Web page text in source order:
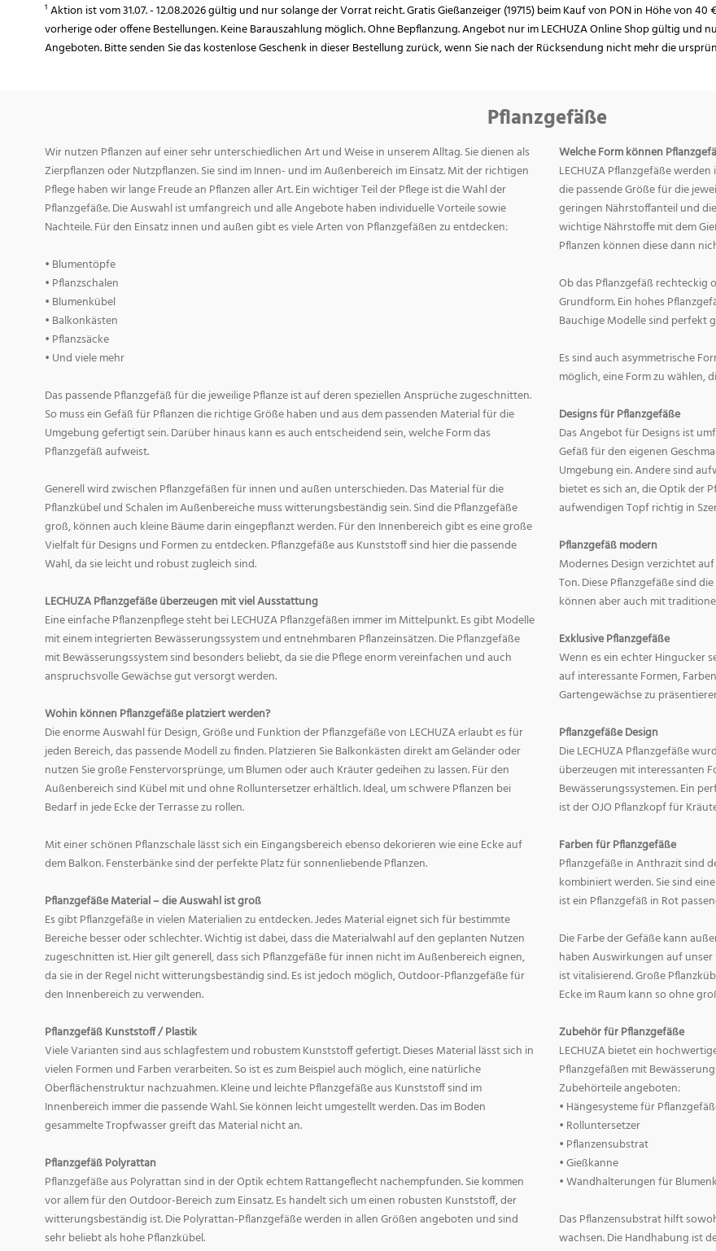
¹ Aktion ist vom 31.07. - 12.08.2026 gültig und nur solange der Vorrat reicht. Gratis Gießanzeiger (19715) beim Kauf von PON in Höhe von
vorherige oder offene Bestellungen. Keine Barauszahlung möglich. Ohne Bepflanzung. Angebot nur im LECHUZA Online Shop gültig
Angeboten. Bitte senden Sie das kostenlose Geschenk in dieser Bestellung zurück, wenn Sie nach der Rücksendung nicht mehr die
Pflanzgefäße
Wir nutzen Pflanzen auf einer sehr unterschiedlichen Art und Weise in unserem Alltag. Sie dienen als
Zierpflanzen oder Nutzpflanzen. Sie sind im Innen- und im Außenbereich im Einsatz. Mit der richtigen
Pflege haben wir lange Freude an Pflanzen aller Art. Ein wichtiger Teil der Pflege ist die Wahl der
Pflanzgefäße. Die Auswahl ist umfangreich und alle Angebote haben individuelle Vorteile sowie
Nachteile. Für den Einsatz innen und außen gibt es viele Arten von Pflanzgefäßen zu entdecken:
• Blumentöpfe
• Pflanzschalen
• Blumenkübel
• Balkonkästen
• Pflanzsäcke
• Und viele mehr
Das passende Pflanzgefäß für die jeweilige Pflanze ist auf deren speziellen Ansprüche zugeschnitten.
So muss ein Gefäß für Pflanzen die richtige Größe haben und aus dem passenden Material für die
Umgebung gefertigt sein. Darüber hinaus kann es auch entscheidend sein, welche Form das
Pflanzgefäß aufweist.
Generell wird zwischen Pflanzgefäßen für innen und außen unterschieden. Das Material für die
Pflanzkübel und Schalen im Außenbereiche muss witterungsbeständig sein. Sind die Pflanzgefäße
groß, können auch kleine Bäume darin eingepflanzt werden. Für den Innenbereich gibt es eine große
Vielfalt für Designs und Formen zu entdecken. Pflanzgefäße aus Kunststoff sind hier die passende
Wahl, da sie leicht und robust zugleich sind.
LECHUZA Pflanzgefäße überzeugen mit viel Ausstattung
Eine einfache Pflanzenpflege steht bei LECHUZA Pflanzgefäßen immer im Mittelpunkt. Es gibt Modelle
mit einem integrierten Bewässerungssystem und entnehmbaren Pflanzeinsätzen. Die Pflanzgefäße
mit Bewässerungssystem sind besonders beliebt, da sie die Pflege enorm vereinfachen und auch
anspruchsvolle Gewächse gut versorgt werden.
Wohin können Pflanzgefäße platziert werden?
Die enorme Auswahl für Design, Größe und Funktion der Pflanzgefäße von LECHUZA erlaubt es für
jeden Bereich, das passende Modell zu finden. Platzieren Sie Balkonkästen direkt am Geländer oder
nutzen Sie große Fenstervorsprünge, um Blumen oder auch Kräuter gedeihen zu lassen. Für den
Außenbereich sind Kübel mit und ohne Rolluntersetzer erhältlich. Ideal, um schwere Pflanzen bei
Bedarf in jede Ecke der Terrasse zu rollen.
Mit einer schönen Pflanzschale lässt sich ein Eingangsbereich ebenso dekorieren wie eine Ecke auf
dem Balkon. Fensterbänke sind der perfekte Platz für sonnenliebende Pflanzen.
Pflanzgefäße Material – die Auswahl ist groß
Es gibt Pflanzgefäße in vielen Materialien zu entdecken. Jedes Material eignet sich für bestimmte
Bereiche besser oder schlechter. Wichtig ist dabei, dass die Materialwahl auf den geplanten Nutzen
zugeschnitten ist. Hier gilt generell, dass sich Pflanzgefäße für innen nicht im Außenbereich eignen,
da sie in der Regel nicht witterungsbeständig sind. Es ist jedoch möglich, Outdoor-Pflanzgefäße für
den Innenbereich zu verwenden.
Pflanzgefäß Kunststoff / Plastik
Viele Varianten sind aus schlagfestem und robustem Kunststoff gefertigt. Dieses Material lässt sich in
vielen Formen und Farben verarbeiten. So ist es zum Beispiel auch möglich, eine natürliche
Oberflächenstruktur nachzuahmen. Kleine und leichte Pflanzgefäße aus Kunststoff sind im
Innenbereich immer die passende Wahl. Sie können leicht umgestellt werden. Das im Boden
gesammelte Tropfwasser greift das Material nicht an.
Pflanzgefäß Polyrattan
Pflanzgefäße aus Polyrattan sind in der Optik echtem Rattangeflecht nachempfunden. Sie kommen
vor allem für den Outdoor-Bereich zum Einsatz. Es handelt sich um einen robusten Kunststoff, der
witterungsbeständig ist. Die Polyrattan-Pflanzgefäße werden in allen Größen angeboten und sind
sehr beliebt als hohe Pflanzkübel.
Welche Form können
LECHUZA Pflanzgefäße
die passende Größe für die
geringen Nährstoffanteil und
wichtige Nährstoffe mit dem
Pflanzen können diese dann
Ob das Pflanzgefäß rechteckig
Grundform. Ein hohes
Bauchige Modelle sind perfekt
Es sind auch asymmetrische
möglich, eine Form zu wählen,
Designs für Pflanzgefäße
Das Angebot für Designs ist
Gefäß für den eigenen
Umgebung ein. Andere sind
bietet es sich an, die Optik der
aufwendigen Topf richtig in
Pflanzgefäß modern
Modernes Design verzichtet
Ton. Diese Pflanzgefäße sind
können aber auch mit
Exklusive Pflanzgefäße
Wenn es ein echter Hingucker
auf interessante Formen,
Gartengewächse zu
Pflanzgefäße Design
Die LECHUZA Pflanzgefäße
überzeugen mit interessanten
Bewässerungssystemen. Ein
ist der OJO Pflanzkopf für
Farben für Pflanzgefäße
Pflanzgefäße in Anthrazit sind
kombiniert werden. Sie sind
ist ein Pflanzgefäß in Rot
Die Farbe der Gefäße kann
haben Auswirkungen auf
ist vitalisierend. Große
Ecke im Raum kann so ohne
Zubehör für Pflanzgefäße
LECHUZA bietet ein
Pflanzgefäßen mit
Zubehörteile angeboten:
• Hängesysteme für
• Rolluntersetzer
• Pflanzensubstrat
• Gießkanne
• Wandhalterungen für
Das Pflanzensubstrat hilft
wachsen. Die Handhabung ist